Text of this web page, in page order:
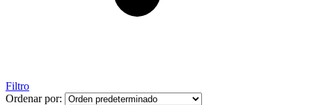
Filtro
Ordenar por: